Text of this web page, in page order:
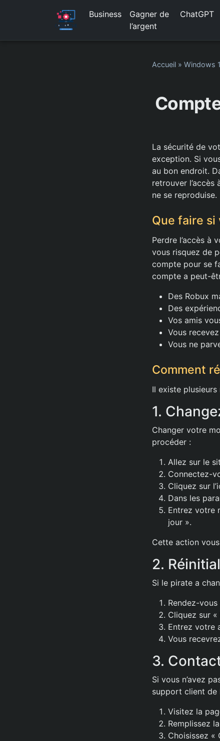
Business
Gagner de
l’argent
ChatGPT
Accueil » Windows
La sécurité de
exception. Si
au bon endroit.
retrouver
ne se reproduise.
Que faire si
Perdre l’accès à
vous risquez de
compte pour se
compte a peut-
Des Robux
Des
Vos amis
Vous
Vous ne
Comment
Il existe
1.
Changer votre
procéder :
Allez sur le
Connectez-
Cliquez sur
Dans les
Entrez votre
jour ».
Cette action
2.
Si le pirate a
Rendez-
Cliquez sur
Entrez votre
Vous
3.
Si vous n’avez
support client de
Visitez la
Remplissez
Choisissez «